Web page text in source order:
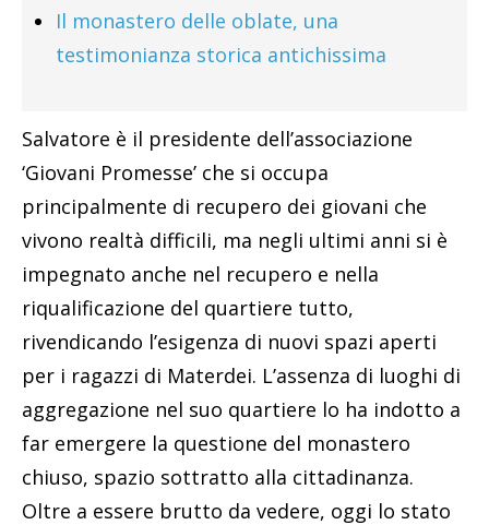
Il monastero delle oblate, una
testimonianza storica antichissima
Salvatore è il presidente dell’associazione
‘Giovani Promesse’ che si occupa
principalmente di recupero dei giovani che
vivono realtà difficili, ma negli ultimi anni si è
impegnato anche nel recupero e nella
riqualificazione del quartiere tutto,
rivendicando l’esigenza di nuovi spazi aperti
per i ragazzi di Materdei. L’assenza di luoghi di
aggregazione nel suo quartiere lo ha indotto a
far emergere la questione del monastero
chiuso, spazio sottratto alla cittadinanza.
Oltre a essere brutto da vedere, oggi lo stato